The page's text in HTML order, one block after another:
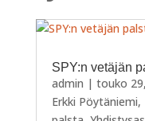
SPY:n vetäjän
admin | touko
Erkki Pöytäniemi,